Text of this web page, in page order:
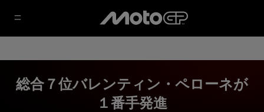
総合７位バレンティン・ペローネが
１番手発進